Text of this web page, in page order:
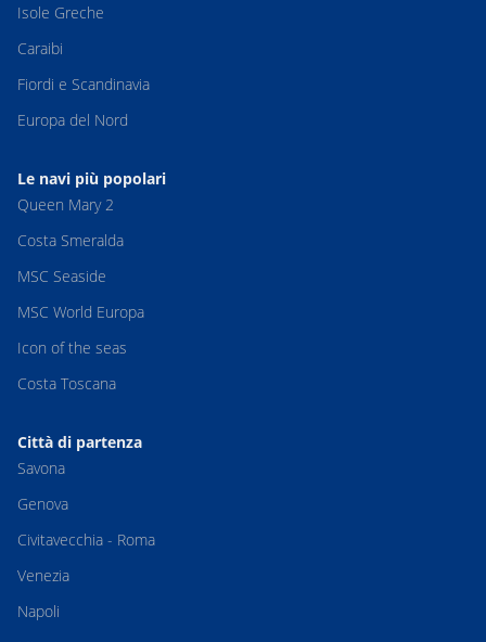
Isole Greche
Caraibi
Fiordi e Scandinavia
Europa del Nord
Le navi più popolari
Queen Mary 2
Costa Smeralda
MSC Seaside
MSC World Europa
Icon of the seas
Costa Toscana
Città di partenza
Savona
Genova
Civitavecchia - Roma
Venezia
Napoli